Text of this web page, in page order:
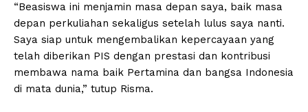
“Beasiswa ini menjamin masa depan saya, baik masa
depan perkuliahan sekaligus setelah lulus saya nanti.
Saya siap untuk mengembalikan kepercayaan yang
telah diberikan PIS dengan prestasi dan kontribusi
membawa nama baik Pertamina dan bangsa Indonesia
di mata dunia,” tutup Risma.